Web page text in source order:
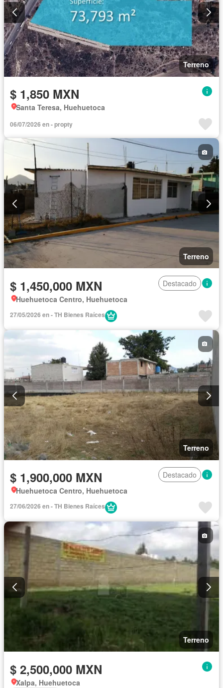
Terreno
$ 1,850 MXN
Santa Teresa, Huehuetoca
06/07/2026 en - propty
Terreno
$ 1,450,000 MXN
Destacado
Huehuetoca Centro, Huehuetoca
27/05/2026 en - TH Bienes Raíces
Terreno
$ 1,900,000 MXN
Destacado
Huehuetoca Centro, Huehuetoca
27/06/2026 en - TH Bienes Raíces
Terreno
$ 2,500,000 MXN
Xalpa, Huehuetoca